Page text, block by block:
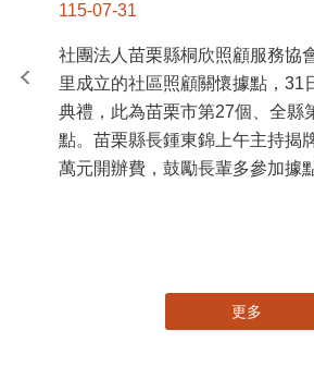
115-07-31
社團法人苗栗縣桐欣照顧服務協
里成立的社區照顧關懷據點，31
典禮，此為苗栗市第27個、全縣
點。苗栗縣長鍾東錦上午主持揭
萬元開辦費，鼓勵長輩多參加據
更多